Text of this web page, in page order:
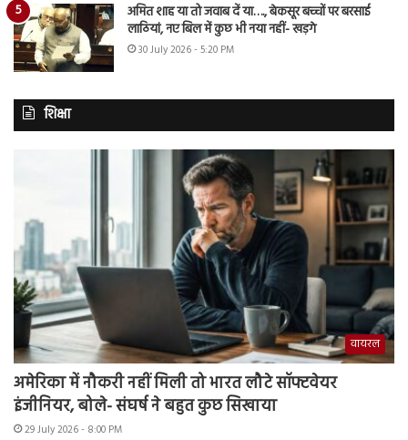
अमित शाह या तो जवाब दें या…., बेकसूर बच्चों पर बरसाई
लाठियां, नए बिल में कुछ भी नया नहीं- खड़गे
30 July 2026 - 5:20 PM
शिक्षा
वायरल
अमेरिका में नौकरी नहीं मिली तो भारत लौटे सॉफ्टवेयर
इंजीनियर, बोले- संघर्ष ने बहुत कुछ सिखाया
29 July 2026 - 8:00 PM